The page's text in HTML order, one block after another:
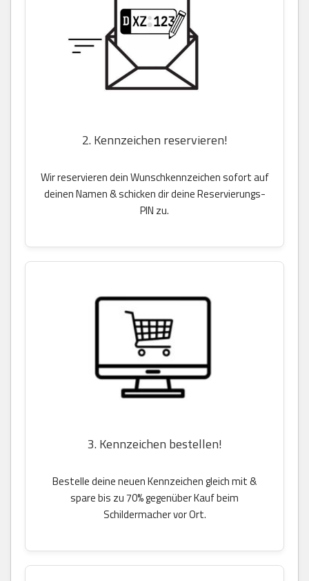
2. Kennzeichen reservieren!
Wir reservieren dein Wunschkennzeichen sofort auf
deinen Namen & schicken dir deine Reservierungs-
PIN zu.
3. Kennzeichen bestellen!
Bestelle deine neuen Kennzeichen gleich mit &
spare bis zu 70% gegenüber Kauf beim
Schildermacher vor Ort.